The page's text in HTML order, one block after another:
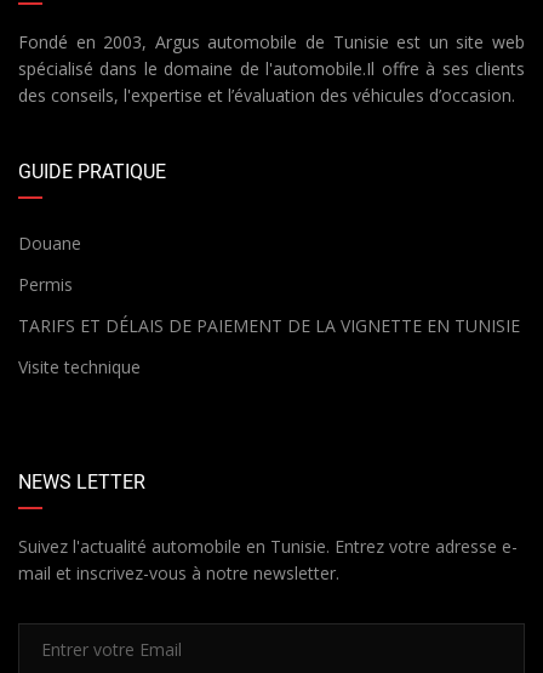
Fondé en 2003, Argus automobile de Tunisie est un site web
spécialisé dans le domaine de l'automobile.Il offre à ses clients
des conseils, l'expertise et l’évaluation des véhicules d’occasion.
GUIDE PRATIQUE
Douane
Permis
TARIFS ET DÉLAIS DE PAIEMENT DE LA VIGNETTE EN TUNISIE
Visite technique
NEWS LETTER
Suivez l'actualité automobile en Tunisie. Entrez votre adresse e-
mail et inscrivez-vous à notre newsletter.